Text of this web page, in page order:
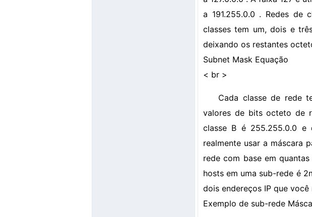
a 191.255.0.0 . Redes de
classes tem um, dois e
deixando os restantes
Subnet Mask Equação
< br >
Cada classe de rede
valores de bits octeto de
classe B é 255.255.0.0 e
realmente usar a máscara
rede com base em
hosts em uma sub-rede é
dois endereços IP que
Exemplo de sub-rede